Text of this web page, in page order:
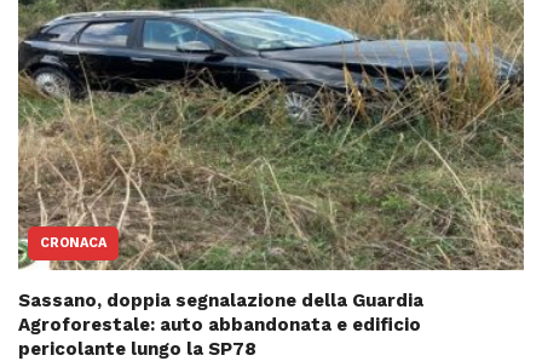
CRONACA
Sassano, doppia segnalazione della Guardia
Agroforestale: auto abbandonata e edificio
pericolante lungo la SP78